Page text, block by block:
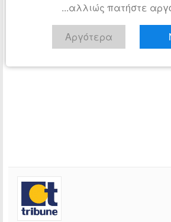
...αλλιώς πατήστε
Αργότερα